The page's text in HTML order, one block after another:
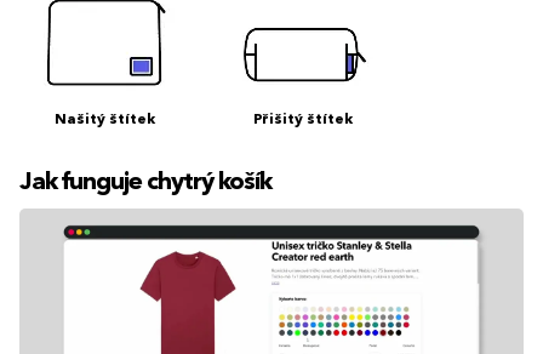
Našitý štítek Přišitý štítek
Jak funguje chytrý košík